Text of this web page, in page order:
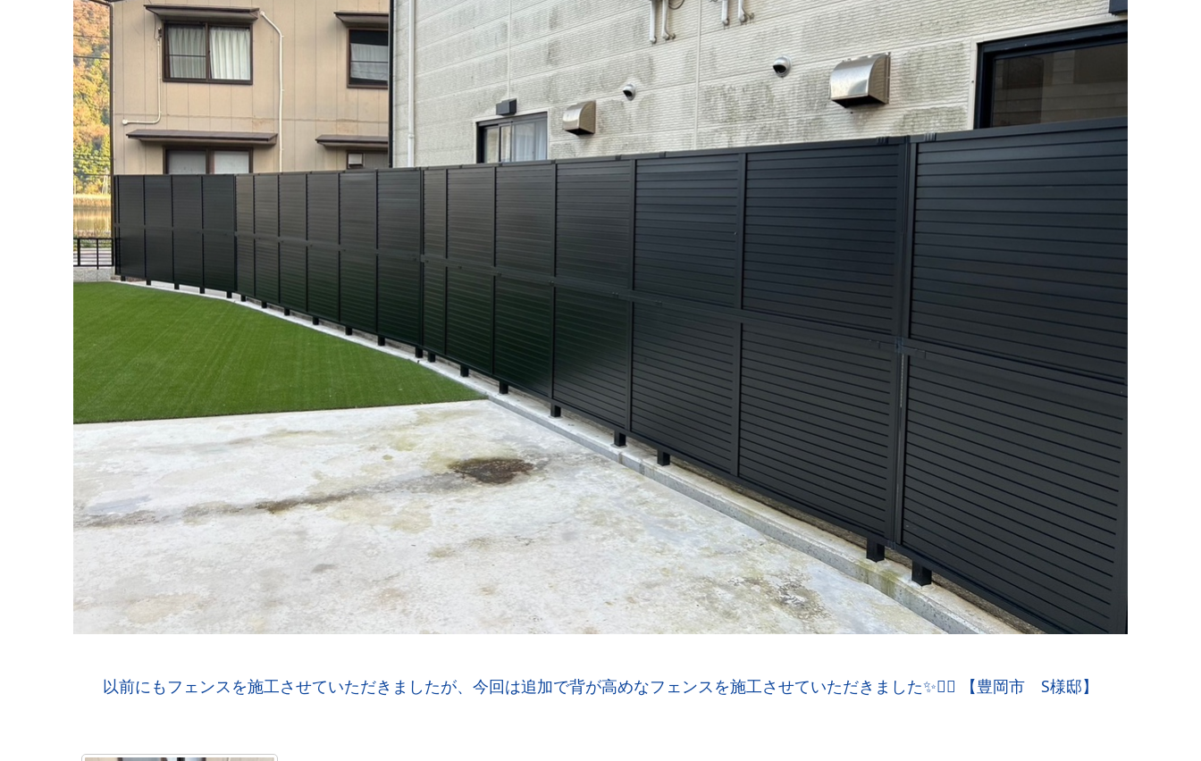
以前にもフェンスを施工させていただきましたが、今回は追加で背が高めなフェンスを施工させていただきました✨🙆‍♀️ 【豊岡市 S様邸】